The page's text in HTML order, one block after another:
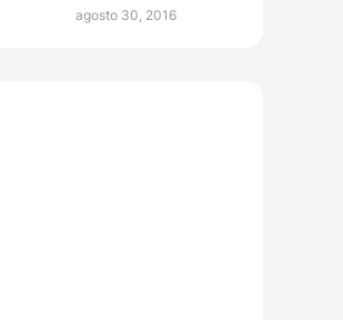
agosto 30, 2016